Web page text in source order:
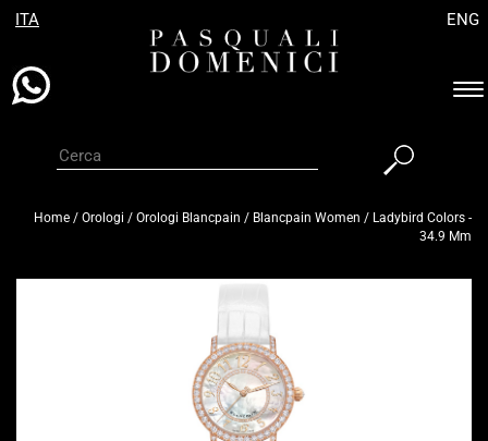
ITA ENG
Home / Orologi / Orologi Blancpain / Blancpain Women / Ladybird Colors -
34.9 Mm